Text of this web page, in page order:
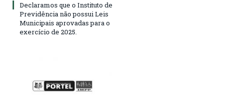
Declaramos que o Instituto de
Previdência não possui Leis
Municipais aprovadas para o
exercício de 2025.